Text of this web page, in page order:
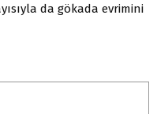
da gökada evrimini